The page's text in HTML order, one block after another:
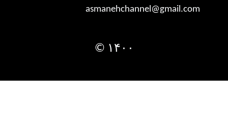
asmanehchannel@gmail.com
۱۴۰۰ ©